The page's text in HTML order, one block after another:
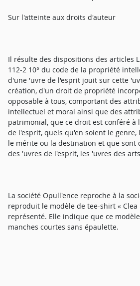
Sur l'atteinte aux droits d'auteur
Il résulte des dispositions des articles
112-2 10° du code de la propriété
d'une 'uvre de l'esprit jouit sur cette
création, d'un droit de propriété
opposable à tous, comportant des
intellectuel et moral ainsi que des
patrimonial, que ce droit est conféré à
de l'esprit, quels qu'en soient le genre,
le mérite ou la destination et que sont
des 'uvres de l'esprit, les 'uvres des
La société Opull'ence reproche à la
reproduit le modèle de tee-shirt « Clea
représenté. Elle indique que ce
manches courtes sans épaulette.